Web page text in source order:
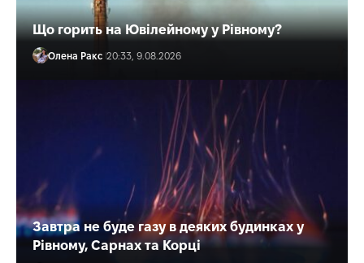
Що горить на Ювілейному у Рівному?
Олена Ракс 20:33, 9.08.2026
Завтра не буде газу в деяких будинках у
Рівному, Сарнах та Корці